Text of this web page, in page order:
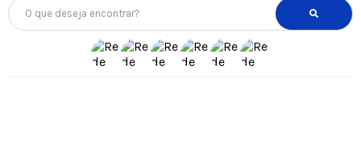
O que deseja encontrar?